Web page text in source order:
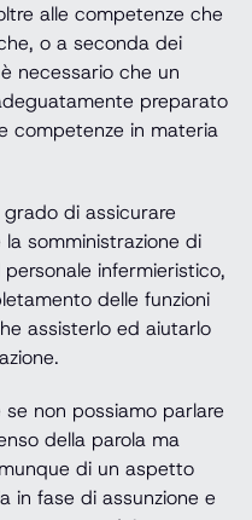
alle competenze che
o a seconda dei
necessario che un
preparato
competenze in materia
grado di assicurare
somministrazione di
infermieristico,
delle funzioni
assisterlo ed aiutarlo
non possiamo parlare
della parola ma
di un aspetto
in fase di assunzione e